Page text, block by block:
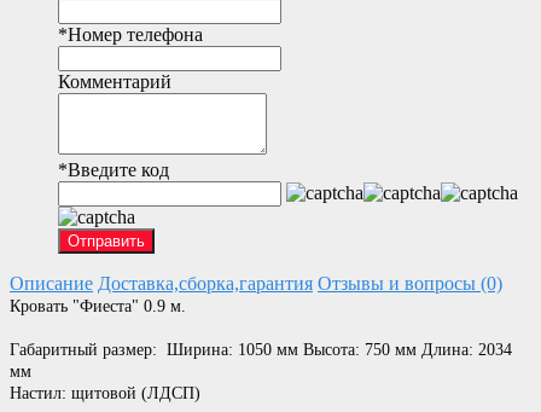
*Номер телефона
Комментарий
*Введите код
Отправить
Описание Доставка,сборка,гарантия Отзывы и вопросы (0)
Кровать "Фиеста" 0.9 м.
Габаритный размер: Ширина: 1050 мм Высота: 750 мм Длина: 2034
мм
Настил: щитовой (ЛДСП)